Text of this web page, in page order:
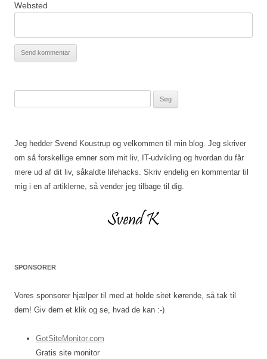
Websted
Jeg hedder Svend Koustrup og velkommen til min blog. Jeg skriver
om så forskellige emner som mit liv, IT-udvikling og hvordan du får
mere ud af dit liv, såkaldte lifehacks. Skriv endelig en kommentar til
mig i en af artiklerne, så vender jeg tilbage til dig.
SPONSORER
Vores sponsorer hjælper til med at holde sitet kørende, så tak til
dem! Giv dem et klik og se, hvad de kan :-)
GotSiteMonitor.com
Gratis site monitor